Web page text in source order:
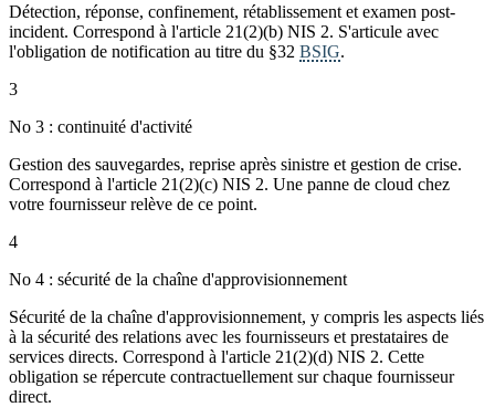
Détection, réponse, confinement, rétablissement et examen post-
incident. Correspond à l'article 21(2)(b) NIS 2. S'articule avec
l'obligation de notification au titre du §32 BSIG.
3
No 3 : continuité d'activité
Gestion des sauvegardes, reprise après sinistre et gestion de crise.
Correspond à l'article 21(2)(c) NIS 2. Une panne de cloud chez
votre fournisseur relève de ce point.
4
No 4 : sécurité de la chaîne d'approvisionnement
Sécurité de la chaîne d'approvisionnement, y compris les aspects liés
à la sécurité des relations avec les fournisseurs et prestataires de
services directs. Correspond à l'article 21(2)(d) NIS 2. Cette
obligation se répercute contractuellement sur chaque fournisseur
direct.